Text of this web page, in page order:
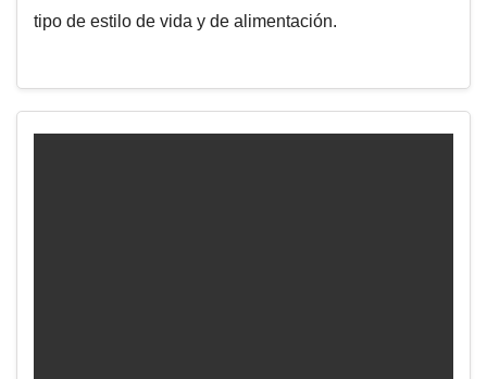
tipo de estilo de vida y de alimentación.